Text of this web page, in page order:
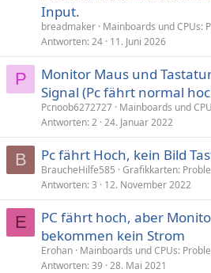
Input.
breadmaker Mainboards und CPUs:
Antworten 24 11. Juni 2026
P
Monitor Maus und
Signal (Pc fährt normal
Pcnoob6272727 Mainboards und
Antworten 2 24. Januar 2022
B Pc fährt Hoch, kein Bild
BraucheHilfe585 Grafikkarten:
Antworten 3 12. November 2022
E
PC fährt hoch, aber
bekommen kein Strom
Erohan Mainboards und CPUs:
Antworten 39 28. Mai 2021